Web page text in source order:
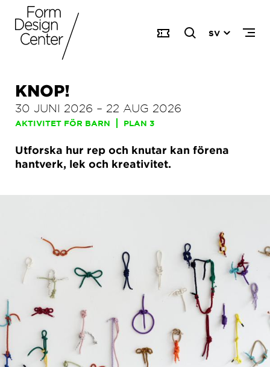
SV
KNOP!
30 JUNI 2026 – 22 AUG 2026
AKTIVITET FÖR BARN PLAN 3
Utforska hur rep och knutar kan förena
hantverk, lek och kreativitet.